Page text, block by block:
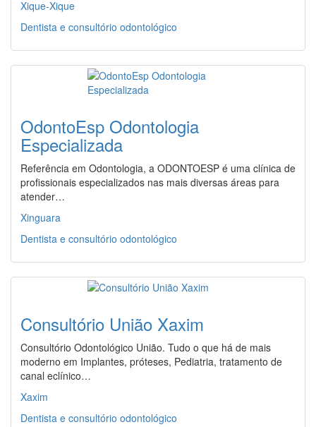
Xique-Xique
Dentista e consultório odontológico
OdontoEsp Odontologia
Especializada
Referência em Odontologia, a ODONTOESP é uma clínica de
profissionais especializados nas mais diversas áreas para
atender…
Xinguara
Dentista e consultório odontológico
Consultório União Xaxim
Consultório Odontológico União. Tudo o que há de mais
moderno em Implantes, próteses, Pediatria, tratamento de
canal eclínico…
Xaxim
Dentista e consultório odontológico